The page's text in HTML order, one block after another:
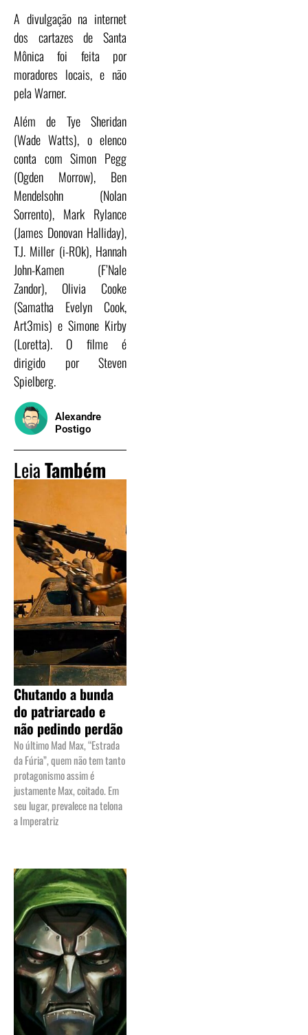
A divulgação na internet
dos cartazes de Santa
Mônica foi feita por
moradores locais, e não
pela Warner.
Além de Tye Sheridan
(Wade Watts), o elenco
conta com Simon Pegg
(Ogden Morrow), Ben
Mendelsohn (Nolan
Sorrento), Mark Rylance
(James Donovan Halliday),
T.J. Miller (i-R0k), Hannah
John-Kamen (F’Nale
Zandor), Olivia Cooke
(Samatha Evelyn Cook,
Art3mis) e Simone Kirby
(Loretta). O filme é
dirigido por Steven
Spielberg.
Alexandre
Postigo
LeiaTambém
Chutando a bunda
do patriarcado e
não pedindo perdão
No último Mad Max, “Estrada
da Fúria”, quem não tem tanto
protagonismo assim é
justamente Max, coitado. Em
seu lugar, prevalece na telona
a Imperatriz